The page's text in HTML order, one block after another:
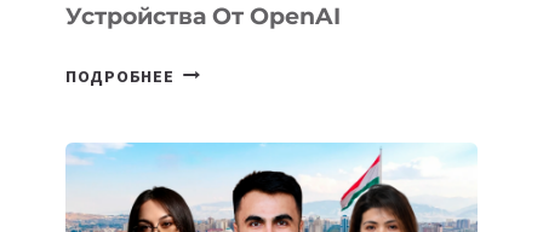
Устройства От OpenAI
ПОДРОБНЕЕ СТАЛИ
ВНЕШНЕГО
ВИДА
НОВОГО